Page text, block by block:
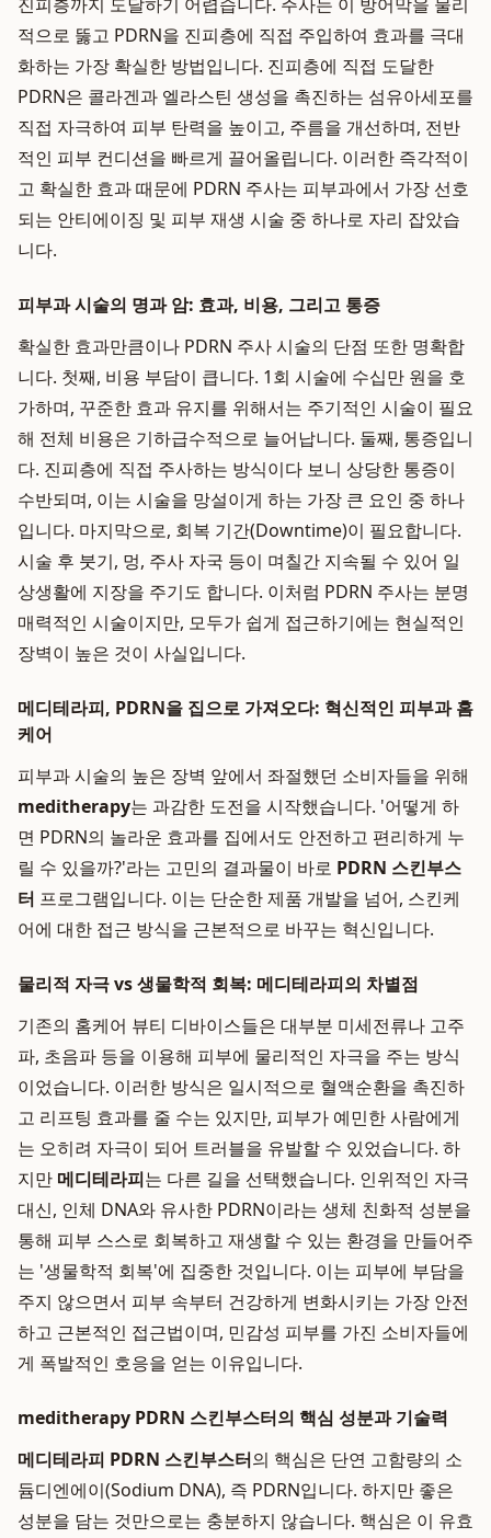
적으로 뚫고 PDRN을 진피층에 직접 주입하여 효과를 극대
화하는 가장 확실한 방법입니다. 진피층에 직접 도달한
PDRN은 콜라겐과 엘라스틴 생성을 촉진하는 섬유아세포를
직접 자극하여 피부 탄력을 높이고, 주름을 개선하며, 전반
적인 피부 컨디션을 빠르게 끌어올립니다. 이러한 즉각적이
고 확실한 효과 때문에 PDRN 주사는 피부과에서 가장 선호
되는 안티에이징 및 피부 재생 시술 중 하나로 자리 잡았습
니다.
피부과 시술의 명과 암: 효과, 비용, 그리고 통증
확실한 효과만큼이나 PDRN 주사 시술의 단점 또한 명확합
니다. 첫째, 비용 부담이 큽니다. 1회 시술에 수십만 원을 호
가하며, 꾸준한 효과 유지를 위해서는 주기적인 시술이 필요
해 전체 비용은 기하급수적으로 늘어납니다. 둘째, 통증입니
다. 진피층에 직접 주사하는 방식이다 보니 상당한 통증이
수반되며, 이는 시술을 망설이게 하는 가장 큰 요인 중 하나
입니다. 마지막으로, 회복 기간(Downtime)이 필요합니다.
시술 후 붓기, 멍, 주사 자국 등이 며칠간 지속될 수 있어 일
상생활에 지장을 주기도 합니다. 이처럼 PDRN 주사는 분명
매력적인 시술이지만, 모두가 쉽게 접근하기에는 현실적인
장벽이 높은 것이 사실입니다.
메디테라피, PDRN을 집으로 가져오다: 혁신적인 피부과 홈
케어
피부과 시술의 높은 장벽 앞에서 좌절했던 소비자들을 위해
meditherapy는 과감한 도전을 시작했습니다. '어떻게 하
면 PDRN의 놀라운 효과를 집에서도 안전하고 편리하게 누
릴 수 있을까?'라는 고민의 결과물이 바로 PDRN 스킨부스
터 프로그램입니다. 이는 단순한 제품 개발을 넘어, 스킨케
어에 대한 접근 방식을 근본적으로 바꾸는 혁신입니다.
물리적 자극 vs 생물학적 회복: 메디테라피의 차별점
기존의 홈케어 뷰티 디바이스들은 대부분 미세전류나 고주
파, 초음파 등을 이용해 피부에 물리적인 자극을 주는 방식
이었습니다. 이러한 방식은 일시적으로 혈액순환을 촉진하
고 리프팅 효과를 줄 수는 있지만, 피부가 예민한 사람에게
는 오히려 자극이 되어 트러블을 유발할 수 있었습니다. 하
지만 메디테라피는 다른 길을 선택했습니다. 인위적인 자극
대신, 인체 DNA와 유사한 PDRN이라는 생체 친화적 성분을
통해 피부 스스로 회복하고 재생할 수 있는 환경을 만들어주
는 '생물학적 회복'에 집중한 것입니다. 이는 피부에 부담을
주지 않으면서 피부 속부터 건강하게 변화시키는 가장 안전
하고 근본적인 접근법이며, 민감성 피부를 가진 소비자들에
게 폭발적인 호응을 얻는 이유입니다.
meditherapy PDRN 스킨부스터의 핵심 성분과 기술력
메디테라피 PDRN 스킨부스터의 핵심은 단연 고함량의 소
듐디엔에이(Sodium DNA), 즉 PDRN입니다. 하지만 좋은
성분을 담는 것만으로는 충분하지 않습니다. 핵심은 이 유효